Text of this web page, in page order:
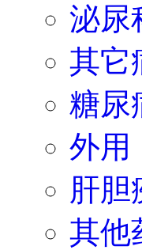
泌尿
其它
糖尿
外用
肝胆
其他